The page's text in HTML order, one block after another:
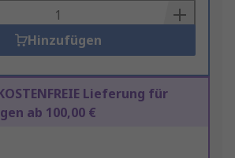
Hinzufügen
Lieferung für
ab 100,00 €